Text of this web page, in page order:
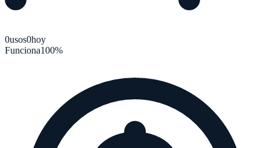
0usos0hoy
Funciona100%